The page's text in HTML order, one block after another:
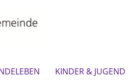
KINDER & JUGEND